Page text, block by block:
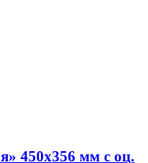
450х356 мм с оц.